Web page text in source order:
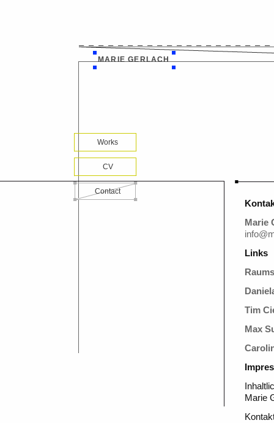
MARIE GERLACH
Works
CV
Contact
Marie
Links
Tim
Max
Marie